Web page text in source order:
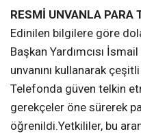
RESMİ UNVANLA PARA
Edinilen bilgilere göre
Başkan Yardımcısı
unvanını kullanarak
Telefonda güven telkin
gerekçeler öne sürerek
öğrenildi.Yetkililer, bu